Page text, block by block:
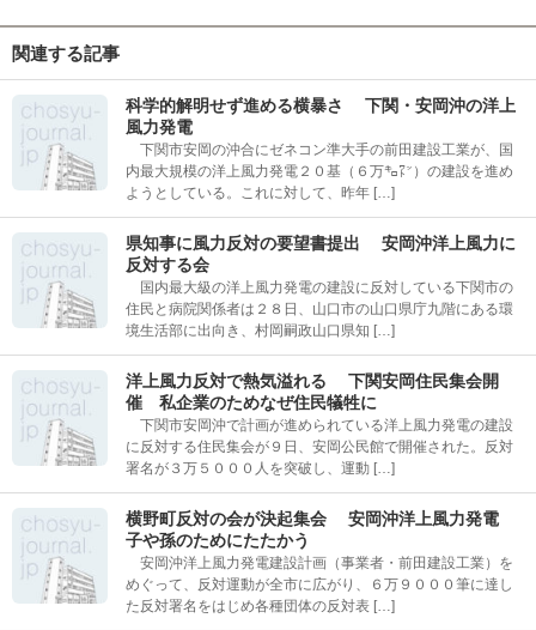
関連する記事
科学的解明せず進める横暴さ 下関・安岡沖の洋上
風力発電
下関市安岡の沖合にゼネコン準大手の前田建設工業が、国
内最大規模の洋上風力発電２０基（６万㌔㍗）の建設を進め
ようとしている。これに対して、昨年 […]
県知事に風力反対の要望書提出 安岡沖洋上風力に
反対する会
国内最大級の洋上風力発電の建設に反対している下関市の
住民と病院関係者は２８日、山口市の山口県庁九階にある環
境生活部に出向き、村岡嗣政山口県知 […]
洋上風力反対で熱気溢れる 下関安岡住民集会開
催 私企業のためなぜ住民犠牲に
下関市安岡沖で計画が進められている洋上風力発電の建設
に反対する住民集会が９日、安岡公民館で開催された。反対
署名が３万５０００人を突破し、運動 […]
横野町反対の会が決起集会 安岡沖洋上風力発電
子や孫のためにたたかう
安岡沖洋上風力発電建設計画（事業者・前田建設工業）を
めぐって、反対運動が全市に広がり、６万９０００筆に達し
た反対署名をはじめ各種団体の反対表 […]